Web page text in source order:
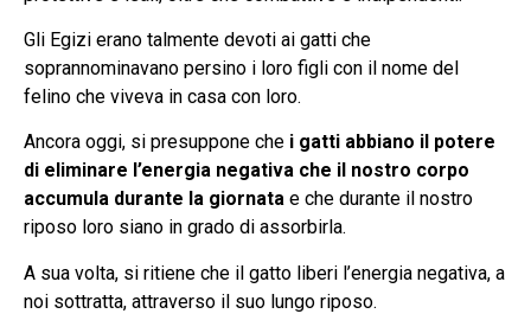
Gli Egizi erano talmente devoti ai gatti che
soprannominavano persino i loro figli con il nome del
felino che viveva in casa con loro.
Ancora oggi, si presuppone che i gatti abbiano il potere
di eliminare l’energia negativa che il nostro corpo
accumula durante la giornata e che durante il nostro
riposo loro siano in grado di assorbirla.
A sua volta, si ritiene che il gatto liberi l’energia negativa, a
noi sottratta, attraverso il suo lungo riposo.